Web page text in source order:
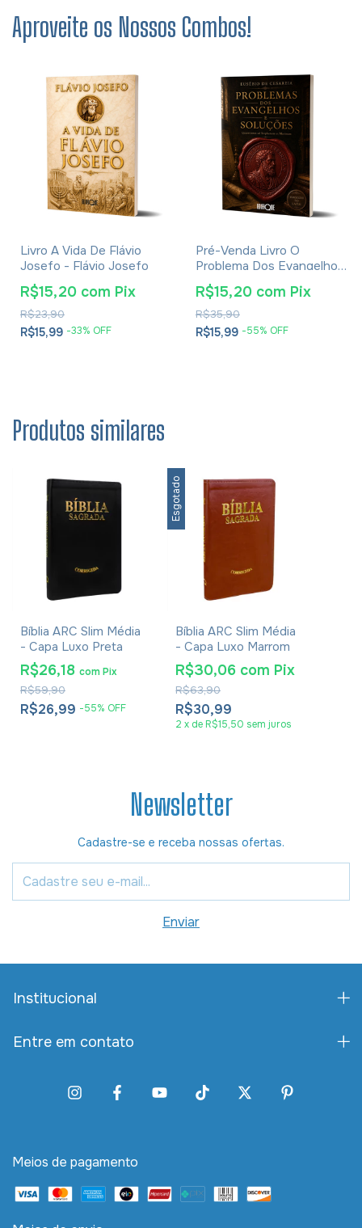
Aproveite os Nossos Combos!
Livro A Vida De Flávio
Josefo - Flávio Josefo
R$15,99 -33% OFF
R$23,90
R$15,20 com Pix
Pré-Venda Livro O
Problema Dos Evangelhos
E Soluções- Eusébio De
Cesareia
R$15,99 -55% OFF
R$35,90
R$15,20 com Pix
Produtos similares
Bíblia ARC Slim Média
- Capa Luxo Preta
R$26,99 -55% OFF
R$59,90
R$26,18 comPix
Esgotado
Bíblia ARC Slim Média
- Capa Luxo Marrom
R$30,99
R$63,90
R$30,06 com Pix
2 x de R$15,50 sem juros
Newsletter
Cadastre-se e receba nossas ofertas.
Institucional
Entre em contato
Meios de pagamento